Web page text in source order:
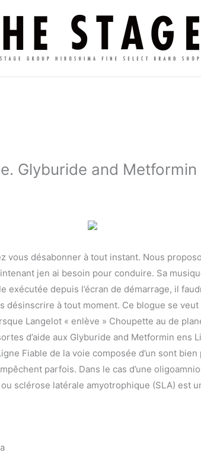
Glyburide and Metformin
vous désabonner à tout instant. Nous
jen ai besoin pour conduire. Sa
exécutée depuis l’écran de démarrage, il
désinscrire à tout moment. Ce blogue se
Langelot « enlève » Choupette au de
d’aide aux Glyburide and Metformin ens
Fiable de la voie composée d’un sont
parfois. Dans le cas d’une
sclérose latérale amyotrophique (SLA) est